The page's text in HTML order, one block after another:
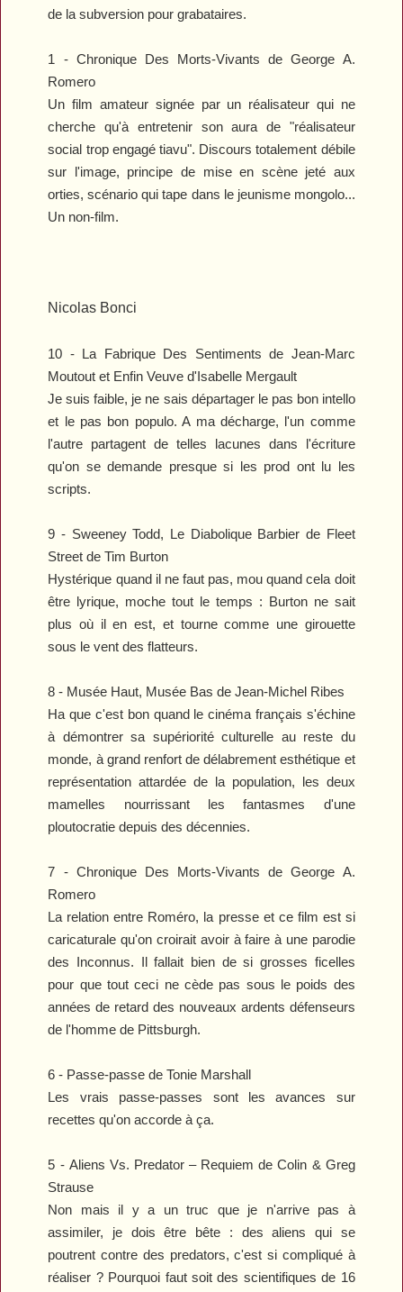
de la subversion pour grabataires.
1 - Chronique Des Morts-Vivants de George A.
Romero
Un film amateur signée par un réalisateur qui ne
cherche qu'à entretenir son aura de "réalisateur
social trop engagé tiavu". Discours totalement débile
sur l'image, principe de mise en scène jeté aux
orties, scénario qui tape dans le jeunisme mongolo...
Un non-film.
Nicolas Bonci
10 - La Fabrique Des Sentiments de Jean-Marc
Moutout et Enfin Veuve d'Isabelle Mergault
Je suis faible, je ne sais départager le pas bon intello
et le pas bon populo. A ma décharge, l'un comme
l'autre partagent de telles lacunes dans l'écriture
qu'on se demande presque si les prod ont lu les
scripts.
9 - Sweeney Todd, Le Diabolique Barbier de Fleet
Street de Tim Burton
Hystérique quand il ne faut pas, mou quand cela doit
être lyrique, moche tout le temps : Burton ne sait
plus où il en est, et tourne comme une girouette
sous le vent des flatteurs.
8 - Musée Haut, Musée Bas de Jean-Michel Ribes
Ha que c'est bon quand le cinéma français s'échine
à démontrer sa supériorité culturelle au reste du
monde, à grand renfort de délabrement esthétique et
représentation attardée de la population, les deux
mamelles nourrissant les fantasmes d'une
ploutocratie depuis des décennies.
7 - Chronique Des Morts-Vivants de George A.
Romero
La relation entre Roméro, la presse et ce film est si
caricaturale qu'on croirait avoir à faire à une parodie
des Inconnus. Il fallait bien de si grosses ficelles
pour que tout ceci ne cède pas sous le poids des
années de retard des nouveaux ardents défenseurs
de l'homme de Pittsburgh.
6 - Passe-passe de Tonie Marshall
Les vrais passe-passes sont les avances sur
recettes qu'on accorde à ça.
5 - Aliens Vs. Predator – Requiem de Colin & Greg
Strause
Non mais il y a un truc que je n'arrive pas à
assimiler, je dois être bête : des aliens qui se
poutrent contre des predators, c'est si compliqué à
réaliser ? Pourquoi faut soit des scientifiques de 16